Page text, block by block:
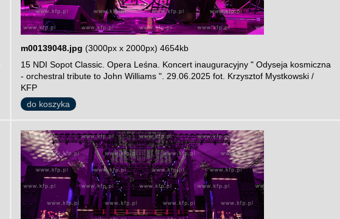
m00139048.jpg (3000px x 2000px) 4654kb
15 NDI Sopot Classic. Opera Leśna. Koncert inauguracyjny " Odyseja kosmiczna
- orchestral tribute to John Williams ". 29.06.2025 fot. Krzysztof Mystkowski /
KFP
do koszyka